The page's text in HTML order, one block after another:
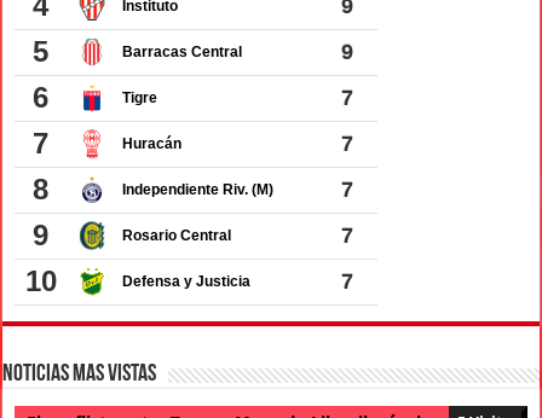
Noticias Mas Vistas